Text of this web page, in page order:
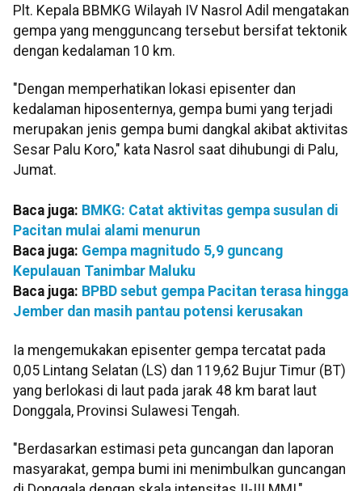
Plt. Kepala BBMKG Wilayah IV Nasrol Adil mengatakan
gempa yang mengguncang tersebut bersifat tektonik
dengan kedalaman 10 km.
"Dengan memperhatikan lokasi episenter dan
kedalaman hiposenternya, gempa bumi yang terjadi
merupakan jenis gempa bumi dangkal akibat aktivitas
Sesar Palu Koro," kata Nasrol saat dihubungi di Palu,
Jumat.
Baca juga: BMKG: Catat aktivitas gempa susulan di
Pacitan mulai alami menurun
Baca juga: Gempa magnitudo 5,9 guncang
Kepulauan Tanimbar Maluku
Baca juga: BPBD sebut gempa Pacitan terasa hingga
Jember dan masih pantau potensi kerusakan
Ia mengemukakan episenter gempa tercatat pada
0,05 Lintang Selatan (LS) dan 119,62 Bujur Timur (BT)
yang berlokasi di laut pada jarak 48 km barat laut
Donggala, Provinsi Sulawesi Tengah.
"Berdasarkan estimasi peta guncangan dan laporan
masyarakat, gempa bumi ini menimbulkan guncangan